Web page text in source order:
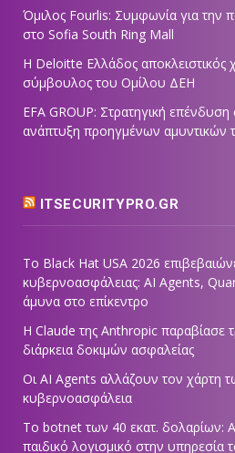
Όμιλος Fourlis: Συμφωνία για την
στο Sofia South Ring Mall
Η Deloitte Ελλάδος αποκλειστικός
σύμβουλος του Ομίλου ΔΕΗ
EFA GROUP: Στρατηγική επένδυση
ανάπτυξη προηγμένων αμυντικών
ITSECURITYPRO.GR
Το Black Hat USA 2026
κυβερνοασφάλειας: AI Agents,
άμυνα στο επίκεντρο
Η Claude της Anthropic παραβίασε
διάρκεια δοκιμών ασφαλείας
Οι AI Agents αλλάζουν τον χάρτη
κυβερνοασφάλεια
Το botnet των 40 εκατ. δολαρίων:
παιδικό λογισμικό στην υπηρεσία